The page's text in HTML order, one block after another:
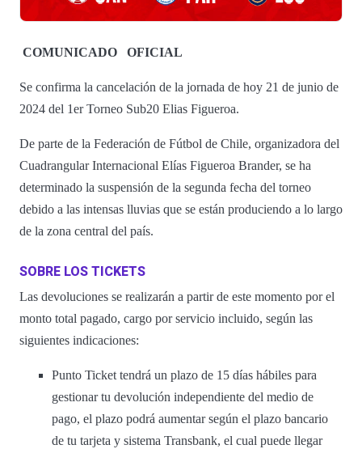
COMUNICADO OFICIAL
Se confirma la cancelación de la jornada de hoy 21 de junio de
2024 del 1er Torneo Sub20 Elias Figueroa.
De parte de la Federación de Fútbol de Chile, organizadora del
Cuadrangular Internacional Elías Figueroa Brander, se ha
determinado la suspensión de la segunda fecha del torneo
debido a las intensas lluvias que se están produciendo a lo largo
de la zona central del país.
SOBRE LOS TICKETS
Las devoluciones se realizarán a partir de este momento por el
monto total pagado, cargo por servicio incluido, según las
siguientes indicaciones:
Punto Ticket tendrá un plazo de 15 días hábiles para
gestionar tu devolución independiente del medio de
pago, el plazo podrá aumentar según el plazo bancario
de tu tarjeta y sistema Transbank, el cual puede llegar